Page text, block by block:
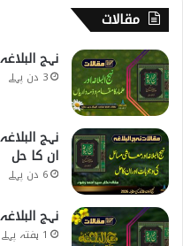
مقالات
نہج
3 دن پہلے
نہج
ان کا حل
6 دن پہلے
نہج
1 ہفتہ پہلے